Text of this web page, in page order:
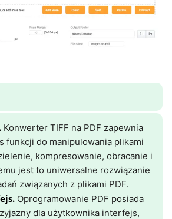
Konwerter TIFF na PDF zapewnia
funkcji do manipulowania plikami
kompresowanie, obracanie i
jest to uniwersalne rozwiązanie
związanych z plikami PDF.
Oprogramowanie PDF posiada
dla użytkownika interfejs,